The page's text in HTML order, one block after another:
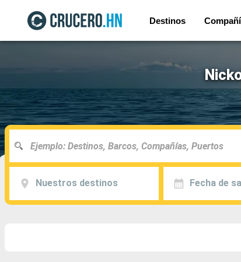
Destinos
Nuestros destinos Fecha de